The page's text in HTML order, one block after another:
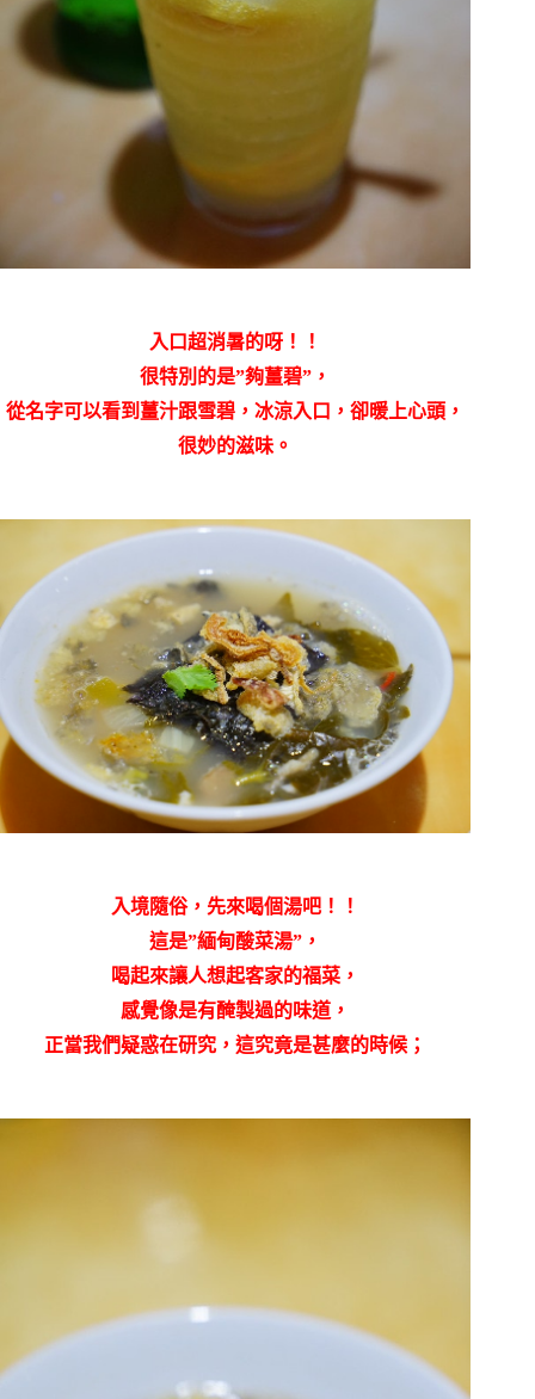
入口超消暑的呀！！
很特別的是”夠薑碧”，
從名字可以看到薑汁跟雪碧，冰涼入口，卻暖上心頭，
很妙的滋味。
入境隨俗，先來喝個湯吧！！
這是”緬甸酸菜湯”，
喝起來讓人想起客家的福菜，
感覺像是有醃製過的味道，
正當我們疑惑在研究，這究竟是甚麼的時候；